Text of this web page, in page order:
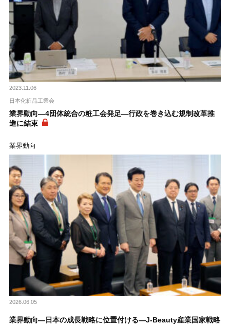
2023.11.06
日本化粧品工業会
業界動向―4団体統合の粧工会発足―行政を巻き込む規制改革推
進に結束
業界動向
2026.06.05
業界動向―日本の成長戦略に位置付ける―J-Beauty産業国家戦略